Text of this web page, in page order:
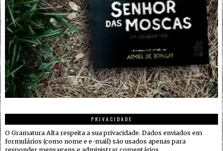
PRIVACIDADE
O Gramatura Alta respeita a sua privacidade. Dados enviados em
formulários (como nome e e-mail) são usados apenas para
responder mensagens e administrar comentários.